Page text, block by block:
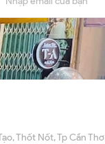
Thốt Nốt, Tp Cần Thơ